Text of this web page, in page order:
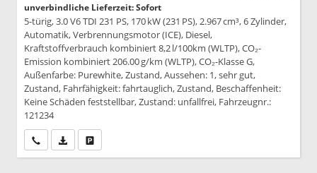
unverbindliche Lieferzeit: Sofort
5-türig, 3.0 V6 TDI 231 PS, 170 kW (231 PS), 2.967 cm³, 6 Zylinder,
Automatik, Verbrennungsmotor (ICE), Diesel,
Kraftstoffverbrauch kombiniert 8,2 l/100km (WLTP), CO₂-
Emission kombiniert 206.00 g/km (WLTP), CO₂-Klasse G,
Außenfarbe: Purewhite, Zustand, Aussehen: 1, sehr gut,
Zustand, Fahrfähigkeit: fahrtauglich, Zustand, Beschaffenheit:
Keine Schäden feststellbar, Zustand: unfallfrei, Fahrzeugnr.:
121234
Wir rufen Sie anPDF-Datei, Fahrzeugexposé drucken